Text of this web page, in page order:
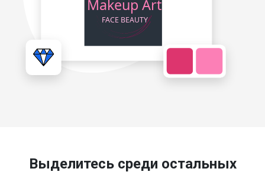
Выделитесь среди остальных